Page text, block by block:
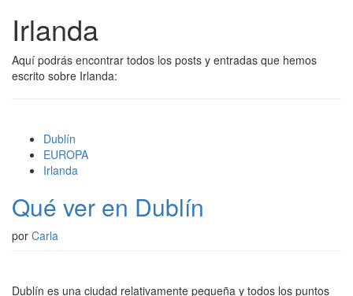
Irlanda
Aquí podrás encontrar todos los posts y entradas que hemos
escrito sobre Irlanda:
Dublín
EUROPA
Irlanda
Qué ver en Dublín
por Carla
Dublín es una ciudad relativamente pequeña y todos los puntos